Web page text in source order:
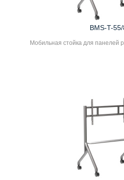
BMS-T-
Мобильная стойка для панелей